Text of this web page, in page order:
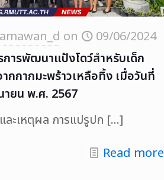
on
09/06/2024
การพัฒนาแป้งโดว์สำหรับเด็ก
กกากมะพร้าวเหลือทิ้ง เมื่อวันที่
ายน พ.ศ. 2567
ละเหตุผล การแปรูปก […]
Read more